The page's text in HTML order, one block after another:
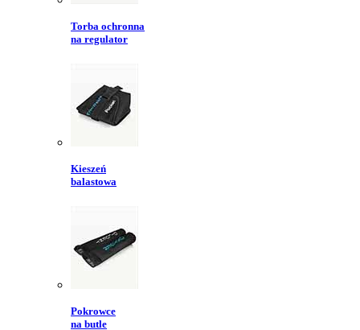
Torba ochronna
na regulator
Kieszeń
balastowa
Pokrowce
na butle